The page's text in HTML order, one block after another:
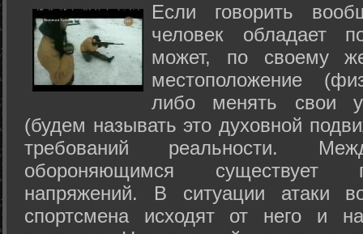
Если говорить
человек обладает
может, по своему
местоположение
либо менять свои
(будем называть это духовной
требований реальности.
обороняющимся существует
напряжений. В ситуации атаки
спортсмена исходят от него и